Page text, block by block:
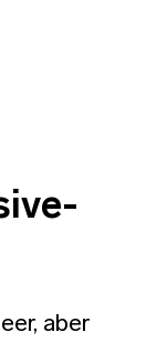
aber